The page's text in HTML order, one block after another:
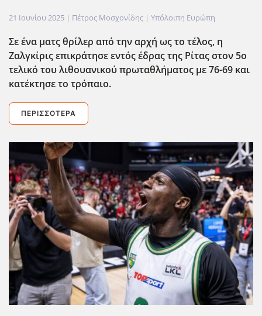
21 Ιουνίου 2025 | Πέτρος Μοσχονίδης | Υπόλοιπη Ευρώπη
Σε ένα ματς θρίλερ από την αρχή ως το τέλος, η
Ζαλγκίρις επικράτησε εντός έδρας της Ρίτας στον 5ο
τελικό του λιθουανικού πρωταθλήματος με 76-69 και
κατέκτησε το τρόπαιο.
ΠΕΡΙΣΣΌΤΕΡΑ